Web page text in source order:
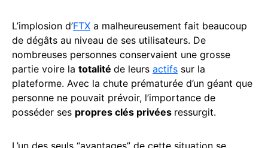
L’implosion d’FTX a malheureusement fait beaucoup
de dégâts au niveau de ses utilisateurs. De
nombreuses personnes conservaient une grosse
partie voire la totalité de leurs actifs sur la
plateforme. Avec la chute prématurée d’un géant que
personne ne pouvait prévoir, l’importance de
posséder ses propres clés privées ressurgit.